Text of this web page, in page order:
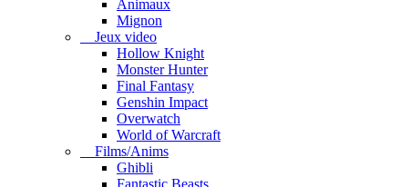
Animaux
Mignon
Jeux video
Hollow Knight
Monster Hunter
Final Fantasy
Genshin Impact
Overwatch
World of Warcraft
Films/Anims
Ghibli
Fantastic Beasts